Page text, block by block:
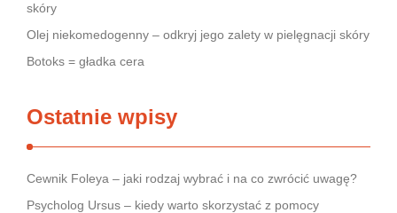
skóry
Olej niekomedogenny – odkryj jego zalety w pielęgnacji skóry
Botoks = gładka cera
Ostatnie wpisy
Cewnik Foleya – jaki rodzaj wybrać i na co zwrócić uwagę?
Psycholog Ursus – kiedy warto skorzystać z pomocy